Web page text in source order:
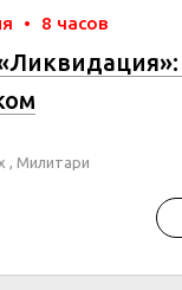
• 8 часов
, Милитари